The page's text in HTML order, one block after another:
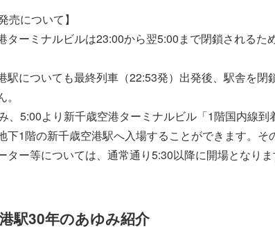
売について】
ターミナルビルは23:00から翌5:00まで閉鎖されるた
駅についても最終列車（22:53発）出発後、駅舎を
、5:00より新千歳空港ターミナルビル「1階国内線
下1階の新千歳空港駅へ入場することができます。
ター等については、通常通り5:30以降に開場となりま
駅30年のあゆみ紹介